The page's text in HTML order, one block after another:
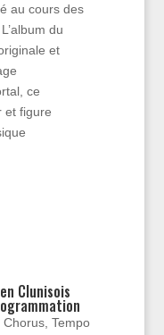
au cours des
du
et
ce
et figure
Clunisois
Chorus ,Tempo